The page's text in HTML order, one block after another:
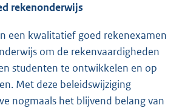
rekenonderwijs
een kwalitatief goed rekenexamen
om de rekenvaardigheden
studenten te ontwikkelen en op
Met deze beleidswijziging
nogmaals het blijvend belang van